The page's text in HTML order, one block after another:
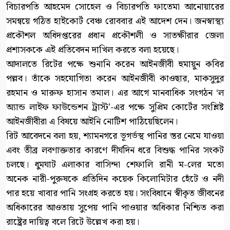
বিচারপতি আহমেদ সোহেল ও বিচারপতি ফাতেমা আনোয়ারের
সমন্বয়ে গঠিত হাইকোর্ট বেঞ্চ রোববার এই আদেশ দেন। জনস্বাস্থ্য
প্রকৌশল অধিদপ্তরের প্রধান প্রকৌশলী ও সাতক্ষীরার জেলা
প্রশাসককে এই প্রতিবেদন দাখিল করতে বলা হয়েছে।
আদালতে রিটের পক্ষে শুনানি করেন আইনজীবী হুমায়ুন কবির
পল্লব। তাঁকে সহযোগিতা করেন আইনজীবী কাওছার, মাকসুদুর
রহমান ও মারুফ হাসান তমাল। এর আগে মানবাধিক সংগঠন ‘ল
অ্যান্ড লাইফ ফাউন্ডেশন ট্রাস্ট’-এর পক্ষে সুপ্রিম কোর্টের সংশ্লিষ্ট
আইনজীবীরা এ বিষয়ে আইনি নোটিশ পাঠিয়েছিলেন।
রিট আবেদনে বলা হয়, শ্যামনগরে ভূগর্ভস্থ পানির স্তর নেমে যাওয়া
এবং তীব্র লবণাক্ততার কারণে দীর্ঘদিন ধরে বিশুদ্ধ পানির সংকট
চলছে। ধুমঘাট এলাকার বাসিন্দা শেফালি রানী ম-লের মতো
অনেক নারী-পুরুষকে প্রতিদিন কয়েক কিলোমিটার হেঁটে ও নদী
পার হয়ে খাবার পানি সংগ্রহ করতে হয়। সংবিধানে স্বীকৃত জীবনের
অধিকারের আওতায় সুপেয় পানি পাওয়ার অধিকার নিশ্চিত করা
রাষ্ট্রের দায়িত্ব বলে রিটে উল্লেখ করা হয়।